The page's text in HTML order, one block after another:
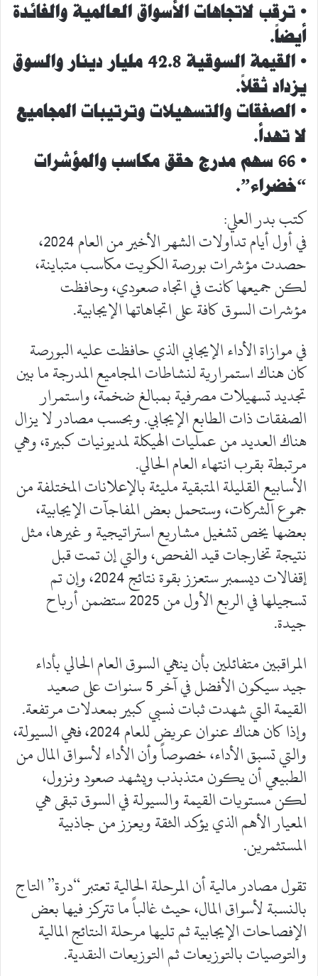
• ترقب لاتجاهات الأسواق العالمية والفائدة
أيضاً.
• القيمة السوقية 42.8 مليار دينار والسوق
يزداد ثقلاً.
• الصفقات والتسهيلات وترتيبات المجاميع
لا تهدأ.
• 66 سهم مدرج حقق مكاسب والمؤشرات
“خضراء”.
كتب بدر العلي:
في أول أيام تداولات الشهر الأخير من العام 2024،
حصدت مؤشرات بورصة الكويت مكاسب متباينة،
لكن جميعها كانت في اتجاه صعودي، وحافظت
مؤشرات السوق كافة على اتجاهاتها الإيجابية.
في موازاة الأداء الإيجابي الذي حافظت عليه البورصة
كان هناك استمرارية لنشاطات المجاميع المدرجة ما بين
تجديد تسهيلات مصرفية بمبالغ ضخمة، واستمرار
الصفقات ذات الطابع الإيجابي. وبحسب مصادر لا يزال
هناك العديد من عمليات الهيكلة لمديونيات كبيرة، وهي
مرتبطة بقرب انتهاء العام الحالي.
الأسابيع القليلة المتبقية مليئة بالإعلانات المختلفة من
جموع الشركات، وستحمل بعض المفاجآت الإيجابية،
بعضها يخص تشغيل مشاريع استراتيجية و غيرها، مثل
نتيجة تخارجات قيد الفحص، والتي إن تمت قبل
إقفالات ديسمبر ستعزز بقوة نتائج 2024، وإن تم
تسجيلها في الربع الأول من 2025 ستضمن أرباح
جيدة.
المراقبين متفائلين بأن ينهي السوق العام الحالي بأداء
جيد سيكون الأفضل في آخر 5 سنوات على صعيد
القيمة التي شهدت ثبات نسبي كبير بمعدلات مرتفعة.
وإذا كان هناك عنوان عريض للعام 2024، فهي السيولة،
والتي تسبق الأداء، خصوصاً وأن الأداء لأسواق المال من
الطبيعي أن يكون متذبذب ويشهد صعود ونزول،
لكن مستويات القيمة والسيولة في السوق تبقى هي
المعيار الأهم الذي يؤكد الثقة ويعزز من جاذبية
المستثمرين.
تقول مصادر مالية أن المرحلة الحالية تعتبر “درة” التاج
بالنسبة لأسواق المال، حيث غالباً ما تتركز فيها بعض
الإفصاحات الإيجابية ثم تليها مرحلة النتائج المالية
والتوصيات بالتوزيعات ثم التوزيعات النقدية.